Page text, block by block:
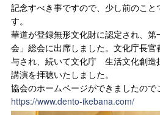
記念すべき事ですので、少し前のこと
す。
華道が登録無形文化財に認定され、
会」総会に出席しました。文化庁長
与され、続いて文化庁 生活文化創
講演を拝聴いたしました。
協会のホームページができましたので
https://www.dento-ikebana.com/